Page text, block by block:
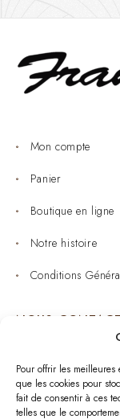
Pour offrir les
que les cookies pour
fait de consentir à ces
telles que le
Mon compte
Panier
Boutique en ligne
Notre histoire
Conditions
NOUS
Bijouterie : 05